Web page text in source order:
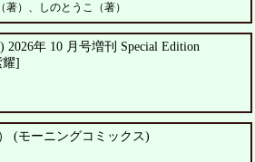
著）、しのとうこ（著）
2026年 10 月号増刊 Special Edition
耀]
(モーニングコミックス)